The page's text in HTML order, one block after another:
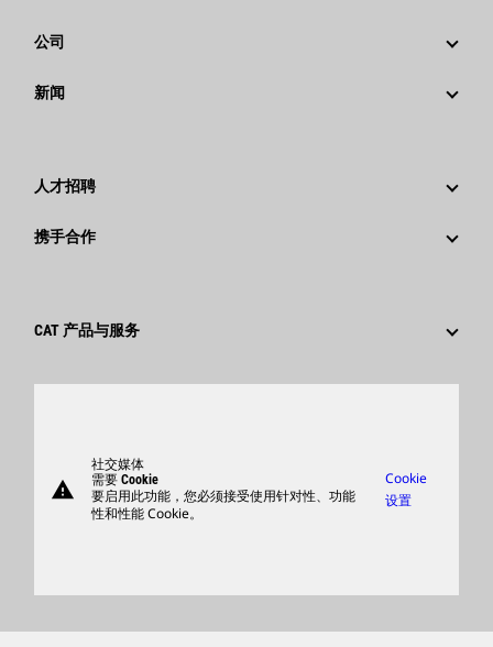
公司
战略
卡特彼勒 基金会
行为准则
创新
新闻
社交媒体
人才招聘
为什么选择卡特彼勒？
搜索和申请
携手合作
供应商
CAT 产品与服务
商品warning
社交媒体
需要 Cookie
要启用此功能，您必须接受使用针对性、功能
性和性能 Cookie。
Cookie
设置